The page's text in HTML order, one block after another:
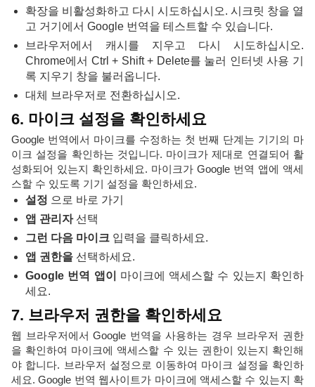
확장을 비활성화하고 다시 시도하십시오. 시크릿 창을 열
고 거기에서 Google 번역을 테스트할 수 있습니다.
브라우저에서 캐시를 지우고 다시 시도하십시오.
Chrome에서 Ctrl + Shift + Delete를 눌러 인터넷 사용 기
록 지우기 창을 불러옵니다.
대체 브라우저로 전환하십시오.
6. 마이크 설정을 확인하세요
Google 번역에서 마이크를 수정하는 첫 번째 단계는 기기의 마
이크 설정을 확인하는 것입니다. 마이크가 제대로 연결되어 활
성화되어 있는지 확인하세요. 마이크가 Google 번역 앱에 액세
스할 수 있도록 기기 설정을 확인하세요.
설정 으로 바로 가기
앱 관리자선택
그런 다음 마이크 입력을 클릭하세요.
앱 권한을 선택하세요.
Google 번역 앱이
마이크에 액세스할 수 있는지 확인하
세요.
7. 브라우저 권한을 확인하세요
웹 브라우저에서 Google 번역을 사용하는 경우 브라우저 권한
을 확인하여 마이크에 액세스할 수 있는 권한이 있는지 확인해
야 합니다. 브라우저 설정으로 이동하여 마이크 설정을 확인하
세요. Google 번역 웹사이트가 마이크에 액세스할 수 있는지 확